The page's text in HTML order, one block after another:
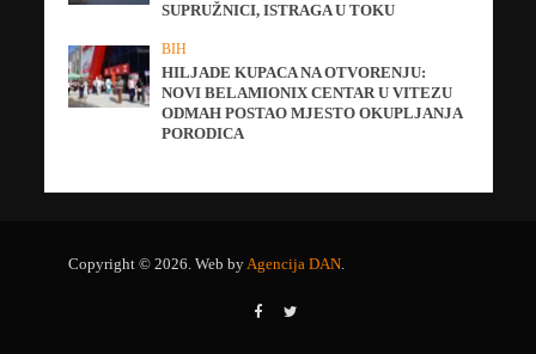
SUPRUŽNICI, ISTRAGA U TOKU
BIH
HILJADE KUPACA NA OTVORENJU:
NOVI BELAMIONIX CENTAR U VITEZU
ODMAH POSTAO MJESTO OKUPLJANJA
PORODICA
Copyright © 2026. Web byAgencija DAN.